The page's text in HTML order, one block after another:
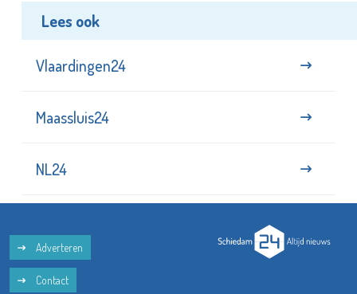
Lees ook
Vlaardingen24
Maassluis24
NL24
Adverteren
Contact